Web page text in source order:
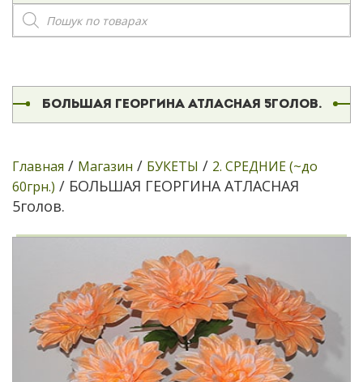
Поиск
товаров
БОЛЬШАЯ ГЕОРГИНА АТЛАСНАЯ 5ГОЛОВ.
Главная / Магазин / БУКЕТЫ / 2. СРЕДНИЕ (~до
60грн.) / БОЛЬШАЯ ГЕОРГИНА АТЛАСНАЯ
5голов.